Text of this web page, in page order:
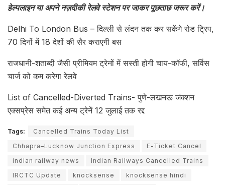
हेल्पलाइन या अपने नज़दीकी रेलवे स्टेशन पर जाकर पूछताछ जरूर करें।
Delhi To London Bus – दिल्ली से लंदन तक कर सकेंगे रोड ट्रिप,
70 दिनों में 18 देशों की सैर कराएगी बस
राजधानी-शताब्दी जैसी प्रीमियम ट्रेनों में सस्ती होगी चाय-कॉफी, सर्विस
चार्ज को कम करेगा रेलवे
List of Cancelled-Diverted Trains- पुणे-लखनऊ जंक्शन
एक्सप्रेस समेत कई अन्य ट्रेनें 12 जुलाई तक रद्द
Tags:
Cancelled Trains Today List
Chhapra–Lucknow Junction Express
E-Ticket Cancel
indian railway news
Indian Railways Cancelled Trains
IRCTC Update
knocksense
knocksense hindi